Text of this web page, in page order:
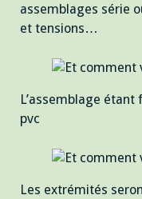
assemblages série
et tensions…
L’assemblage
pvc
Les extrémités